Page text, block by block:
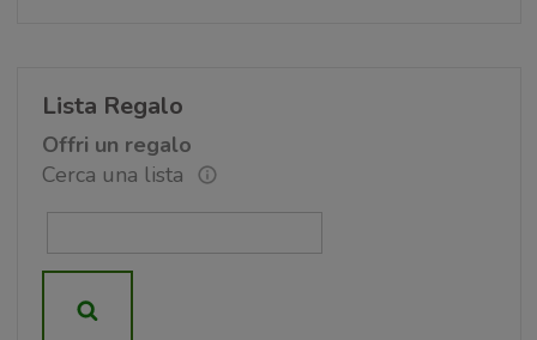
Lista Regalo
Offri un regalo
Cerca una lista